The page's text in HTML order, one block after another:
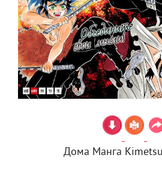
Дома Манга